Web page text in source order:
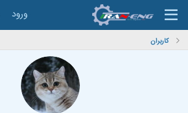
ورود
کاربران